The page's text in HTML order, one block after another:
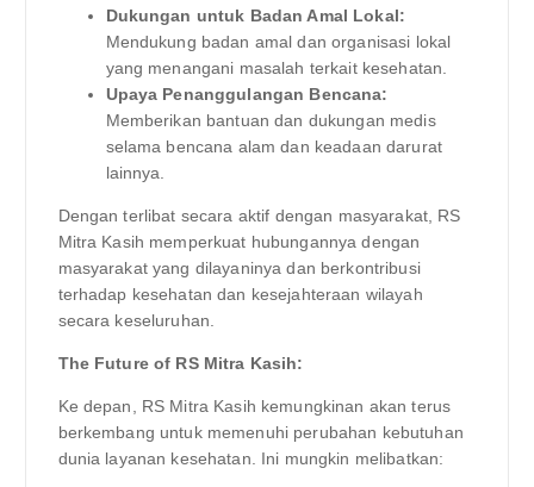
Dukungan untuk Badan Amal Lokal:
Mendukung badan amal dan organisasi lokal
yang menangani masalah terkait kesehatan.
Upaya Penanggulangan Bencana:
Memberikan bantuan dan dukungan medis
selama bencana alam dan keadaan darurat
lainnya.
Dengan terlibat secara aktif dengan masyarakat, RS
Mitra Kasih memperkuat hubungannya dengan
masyarakat yang dilayaninya dan berkontribusi
terhadap kesehatan dan kesejahteraan wilayah
secara keseluruhan.
The Future of RS Mitra Kasih:
Ke depan, RS Mitra Kasih kemungkinan akan terus
berkembang untuk memenuhi perubahan kebutuhan
dunia layanan kesehatan. Ini mungkin melibatkan: